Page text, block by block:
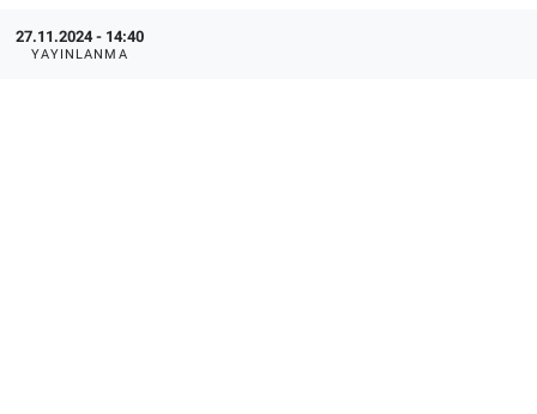
27.11.2024 - 14:40
YAYINLANMA